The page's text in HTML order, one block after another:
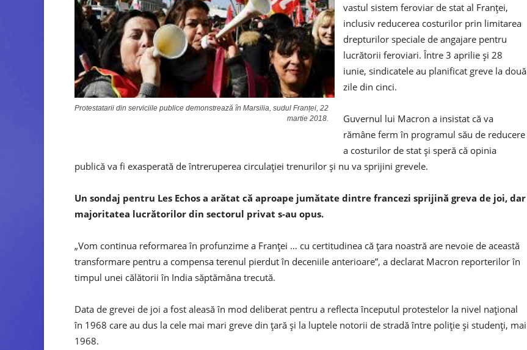
Protestatarii din serviciile publice demonstrează în Marsilia, sudul Franței, 22
martie 2018.
vastul sistem feroviar de stat al Franței,
inclusiv reducerea costurilor prin limitarea
drepturilor speciale de angajare pentru
lucrătorii feroviari. Între 3 aprilie și 28
iunie, sindicatele au planificat greve la două
zile din cinci.
Guvernul lui Macron a insistat că va
rămâne ferm în programul său de reducere
a costurilor de stat și speră că opinia
publică va fi exasperată de întreruperea circulației trenurilor și nu va sprijini grevele.
Un sondaj pentru Les Echos a arătat că aproape jumătate dintre francezi sprijină greva de joi, dar
majoritatea lucrătorilor din sectorul privat s-au opus.
„Vom continua reformarea în profunzime a Franței … cu certitudinea că țara noastră are nevoie de această
transformare pentru a compensa terenul pierdut în deceniile anterioare”, a declarat Macron reporterilor în
timpul unei călătorii în India săptămâna trecută.
Data de grevei de joi a fost aleasă în mod deliberat pentru a reflecta începutul protestelor la nivel național
în 1968 care au dus la cele mai mari greve din țară și la luptele notorii de stradă între poliție și studenți, mai
1968.